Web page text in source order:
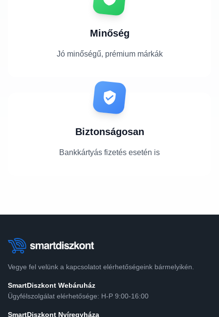
Minőség
Jó minőségű, prémium márkák
Biztonságosan
Bankkártyás fizetés esetén is
Vegye fel velünk a kapcsolatot elérhetőségeink bármelyikén.
SmartDiszkont Webáruház
Ügyfélszolgálat elérhetősége: H-P 9:00-16:00
SmartDiszkont Nyíregyháza